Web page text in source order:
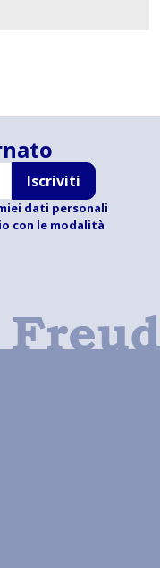
Iscriviti
dati personali
con le modalità